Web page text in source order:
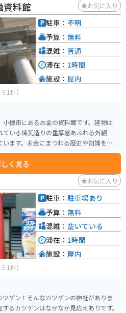
史的建造物が運河沿いに点在していて、
とロマンチックな雰囲気を醸し出しま
レストランなどもあり観光スポットと
資料館 お気に入り
1件）
樽市にあるお金の資料館です。建物は
いる煉瓦造りの重厚感あふれる外観
ます。お金にまつわる歴史や知識を得
く見る
駐車： 不明
予算： 無料
混雑： 普通
滞在： 1時間
施設： 屋内
お気に入り
1件）
ゲン！そんなカツゲンの神社がありま
るカツゲンはなかなか見応えありです。
駐車： 駐車場あり
予算： 無料
混雑： 空いている
滞在： 1時間
施設： 屋内